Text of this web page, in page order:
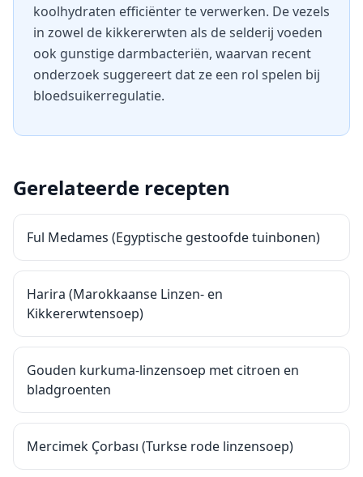
koolhydraten efficiënter te verwerken. De vezels
in zowel de kikkererwten als de selderij voeden
ook gunstige darmbacteriën, waarvan recent
onderzoek suggereert dat ze een rol spelen bij
bloedsuikerregulatie.
Gerelateerde recepten
Ful Medames (Egyptische gestoofde tuinbonen)
Harira (Marokkaanse Linzen- en
Kikkererwtensoep)
Gouden kurkuma-linzensoep met citroen en
bladgroenten
Mercimek Çorbası (Turkse rode linzensoep)